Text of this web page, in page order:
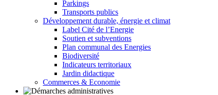
Parkings
Transports publics
Développement durable, énergie et climat
Label Cité de l’Energie
Soutien et subventions
Plan communal des Energies
Biodiversité
Indicateurs territoriaux
Jardin didactique
Commerces & Economie